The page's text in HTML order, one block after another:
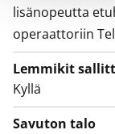
lisänopeutta
operaattoriin
Lemmikit
Kyllä
Savuton talo